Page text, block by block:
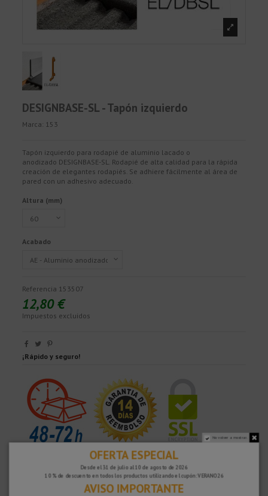
DESIGNBASE-SL - Tapón izquierdo
Marca: 153
Tapón izquierdo para rodapié de aluminio lacado o
anodizado DESIGNBASE-SL. Rodapié de alta calidad para la rápida
creación de elegantes rodapiés. Se adhiere fácilmente al área de
pared con un adhesivo adecuado.
Altura (mm)
Acabado
Referencia 153507
12,80 €
Impuestos excluidos
¡Rápido y seguro!
No volver a mostrar.
OFERTA ESPECIAL
Desde el 31 de julio al 10 de agosto de 2026
10 % de descuento en todos los productos utilizando el cupón: VERANO26
AVISO IMPORTANTE